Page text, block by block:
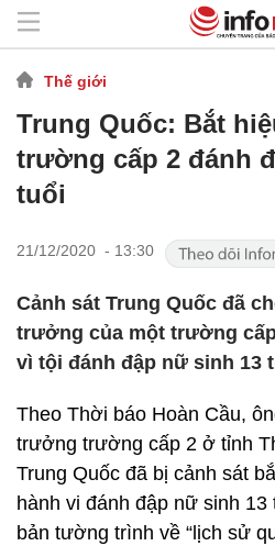
Thế giới
Trung Quốc: Bắt
trường cấp 2 đánh
tuổi
21/12/2020 - 13:30
Cảnh sát Trung Quốc đã
trưởng của một trường
vì tội đánh đập nữ sinh 13
Theo Thời báo Hoàn Cầu,
trưởng trường cấp 2 ở tỉnh
Trung Quốc đã bị cảnh sát
hành vi đánh đập nữ sinh
bản tường trình về “lịch sử